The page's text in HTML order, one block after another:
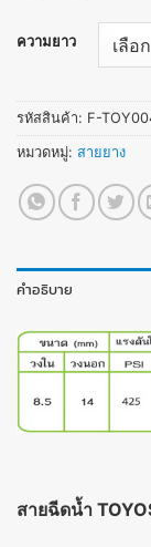
ความยาว
รหัสสินค้า: F-
หมวดหมู่: สายยาง
คำอธิบาย
สายฉีดน้ำ